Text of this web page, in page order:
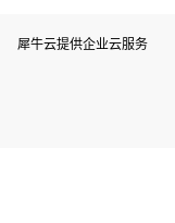
犀牛云提供企业云服务